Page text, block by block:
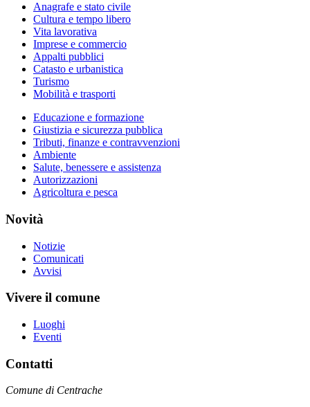
Anagrafe e stato civile
Cultura e tempo libero
Vita lavorativa
Imprese e commercio
Appalti pubblici
Catasto e urbanistica
Turismo
Mobilità e trasporti
Educazione e formazione
Giustizia e sicurezza pubblica
Tributi, finanze e contravvenzioni
Ambiente
Salute, benessere e assistenza
Autorizzazioni
Agricoltura e pesca
Novità
Notizie
Comunicati
Avvisi
Vivere il comune
Luoghi
Eventi
Contatti
Comune di Centrache